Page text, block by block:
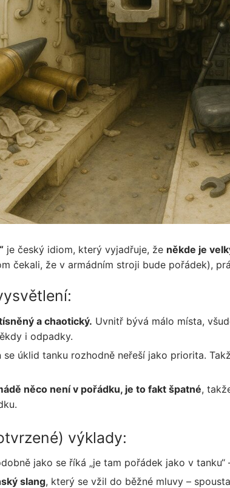
je český idiom, který vyjadřuje, že někde je
čekali, že v armádním stroji bude pořádek),
a chaotický. Uvnitř bývá málo místa,
i odpadky.
se úklid tanku rozhodně neřeší jako priorita.
něco není v pořádku, je to fakt špatné,
výklady:
jako se říká „je tam pořádek jako v tanku“
slang, který se vžil do běžné mluvy –